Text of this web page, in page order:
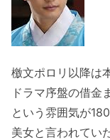
檄文ポロリ以降は
ドラマ序盤の借金
という雰囲気が
美女と言われてい